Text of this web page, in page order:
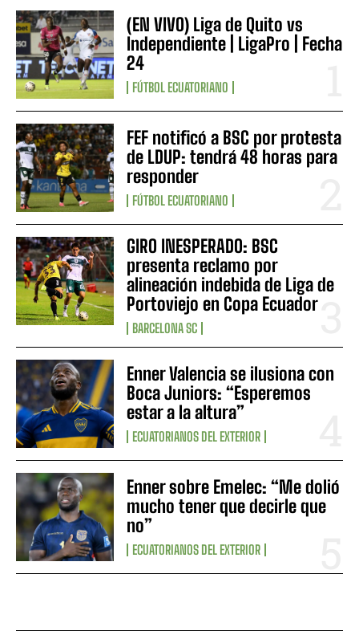
(EN VIVO) Liga de Quito vs
Independiente | LigaPro | Fecha
24
FÚTBOL ECUATORIANO
FEF notificó a BSC por protesta
de LDUP: tendrá 48 horas para
responder
FÚTBOL ECUATORIANO
GIRO INESPERADO: BSC
presenta reclamo por
alineación indebida de Liga de
Portoviejo en Copa Ecuador
BARCELONA SC
Enner Valencia se ilusiona con
Boca Juniors: “Esperemos
estar a la altura”
ECUATORIANOS DEL EXTERIOR
Enner sobre Emelec: “Me dolió
mucho tener que decirle que
no”
ECUATORIANOS DEL EXTERIOR